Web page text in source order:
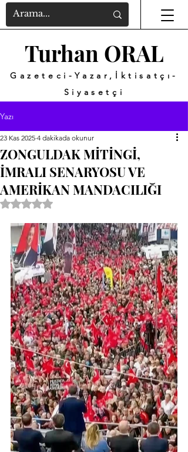
Turhan ORAL
Gazeteci-Yazar,İktisatçı-
Siyasetçi
Yazı
ZONGULDAK MİTİNGİ,
İMRALI SENARYOSU VE
AMERİKAN MANDACILIĞI
23 Kas 2025 4 dakikada okunur
5 üzerinden NaN yıldız